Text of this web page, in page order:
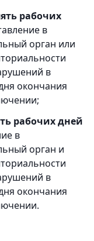
рабочих
в
орган или
в
окончания
рабочих дней
в
орган и
в
окончания